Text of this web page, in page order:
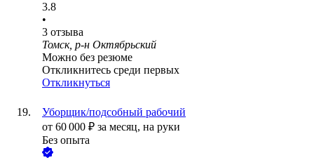
3.8
•
3 отзыва
Томск, р-н Октябрьский
Можно без резюме
Откликнитесь среди первых
Откликнуться
Уборщик/подсобный рабочий
от 60 000 ₽ за месяц, на руки
Без опыта